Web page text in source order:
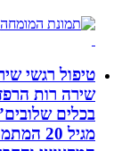
טיפול רגשי שירה
שירה רות הרפז,
בכלים שלובים”.
מגיל 20